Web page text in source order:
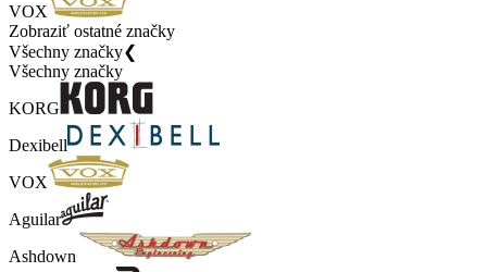
VOX
Zobraziť ostatné značky
Všechny značky❮
Všechny značky
KORG
Dexibell
VOX
Aguilar
Ashdown